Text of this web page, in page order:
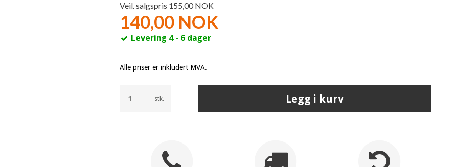
Veil. salgspris 155,00 NOK
140,00 NOK
Levering 4 - 6 dager
Alle priser er inkludert MVA.
stk. Legg i kurv